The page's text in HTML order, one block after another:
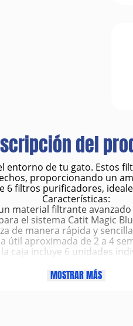
del
entorno de tu gato. Estos
proporcionando un
6 filtros purificadores,
Características:
material filtrante
el sistema Catit Magic
de manera rápida y
aproximada de 2 a 4
caja incluye 6 unidades
Beneficios:
los malos olores
MOSTRAR MÁS